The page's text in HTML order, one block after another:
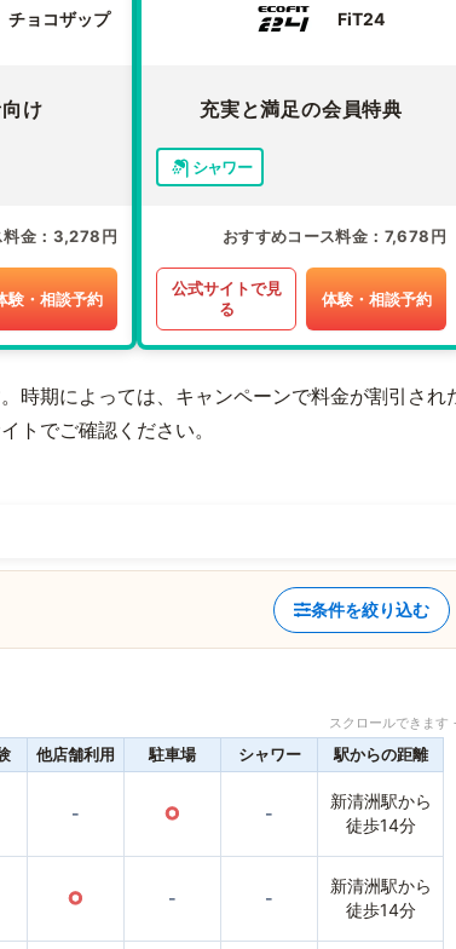
チョコザップ
け
料金 3,278円
験・相談予約
FiT24
充実と満足の会員特典
シャワー
おすすめコース料金 7,678円
公式サイトで見
る
体験・相談予約
時期によっては、キャンペーンで料金が割引され
トでご確認ください。
条件を絞り込む
スクロールできま
他店舗利用 駐車場 シャワー 駅からの距離
- ○ -
新清洲駅から
徒歩14分
○ - -
新清洲駅から
徒歩14分